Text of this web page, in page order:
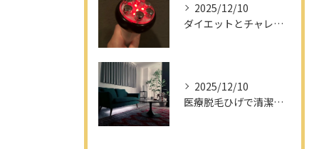
2025/12/10
ダイエットとチャレンジを愛知県名古屋市で楽しみながら成功させるポイント解説
2025/12/10
医療脱毛ひげで清潔感アップを目指す男性へ愛知県名古屋市のヒゲ脱毛で選ぶべきポイント